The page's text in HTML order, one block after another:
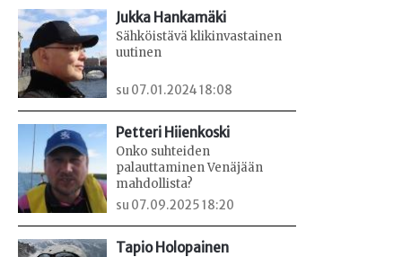
Jukka Hankamäki
Sähköistävä klikinvastainen
uutinen
su 07.01.2024 18:08
Petteri Hiienkoski
Onko suhteiden
palauttaminen Venäjään
mahdollista?
su 07.09.2025 18:20
Tapio Holopainen